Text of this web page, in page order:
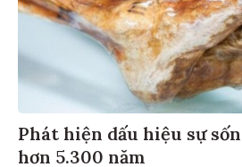
Phát hiện dấu hiệu sự
hơn 5.300 năm